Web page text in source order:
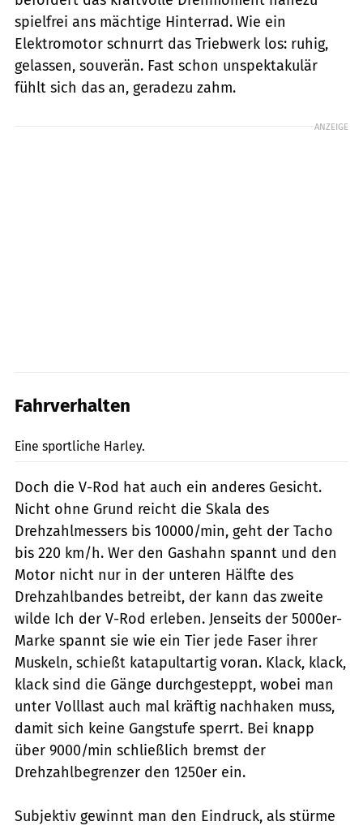
spielfrei ans mächtige Hinterrad. Wie ein
Elektromotor schnurrt das Triebwerk los: ruhig,
gelassen, souverän. Fast schon unspektakulär
fühlt sich das an, geradezu zahm.
ANZEIGE
Fahrverhalten
Eine sportliche Harley.
Doch die V-Rod hat auch ein anderes Gesicht.
Nicht ohne Grund reicht die Skala des
Drehzahlmessers bis 10000/min, geht der Tacho
bis 220 km/h. Wer den Gashahn spannt und den
Motor nicht nur in der unteren Hälfte des
Drehzahlbandes betreibt, der kann das zweite
wilde Ich der V-Rod erleben. Jenseits der 5000er-
Marke spannt sie wie ein Tier jede Faser ihrer
Muskeln, schießt katapultartig voran. Klack, klack,
klack sind die Gänge durchgesteppt, wobei man
unter Volllast auch mal kräftig nachhaken muss,
damit sich keine Gang­stufe sperrt. Bei knapp
über 9000/min schließlich bremst der
Drehzahlbegrenzer den 1250er ein.
Subjektiv gewinnt man den Eindruck, als stürme